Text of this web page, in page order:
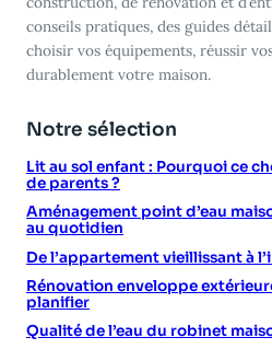
conseils pratiques, des guides
choisir vos équipements, réussir
durablement votre maison.
Notre sélection
Lit au sol enfant : Pourquoi ce
de parents ?
Aménagement point d’eau
au quotidien
De l’appartement vieillissant à
Rénovation enveloppe
planifier
Qualité de l’eau du robinet